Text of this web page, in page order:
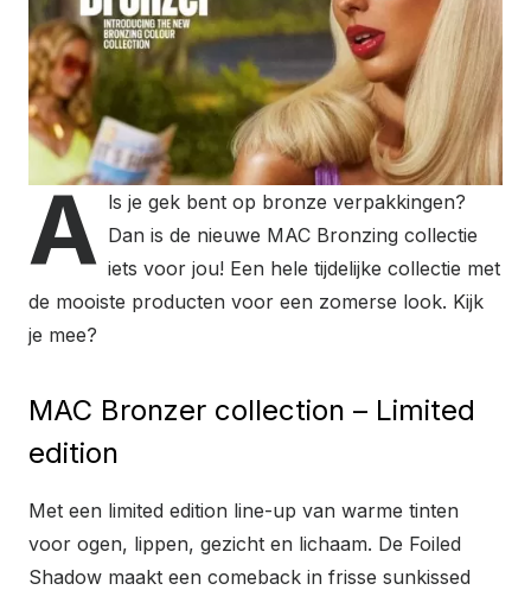
A ls je gek bent op bronze verpakkingen?
Dan is de nieuwe MAC Bronzing collectie
iets voor jou! Een hele tijdelijke collectie met
de mooiste producten voor een zomerse look. Kijk
je mee?
MAC Bronzer collection – Limited
edition
Met een limited edition line-up van warme tinten
voor ogen, lippen, gezicht en lichaam. De Foiled
Shadow maakt een comeback in frisse sunkissed